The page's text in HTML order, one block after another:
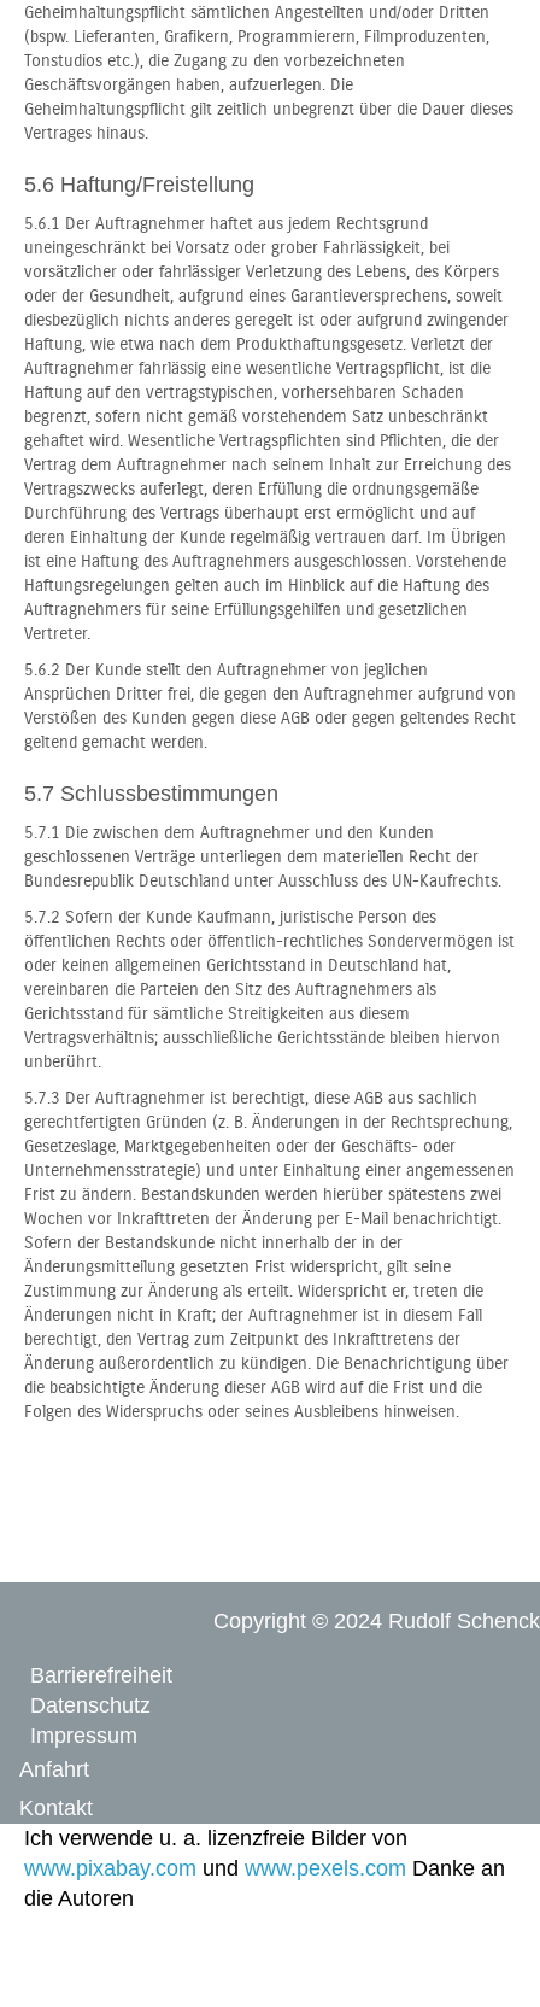
Geheimhaltungspflicht sämtlichen Angestellten und/oder Dritten
(bspw. Lieferanten, Grafikern, Programmierern, Filmproduzenten,
Tonstudios etc.), die Zugang zu den vorbezeichneten
Geschäftsvorgängen haben, aufzuerlegen. Die
Geheimhaltungspflicht gilt zeitlich unbegrenzt über die Dauer dieses
Vertrages hinaus.
5.6 Haftung/Freistellung
5.6.1 Der Auftragnehmer haftet aus jedem Rechtsgrund
uneingeschränkt bei Vorsatz oder grober Fahrlässigkeit, bei
vorsätzlicher oder fahrlässiger Verletzung des Lebens, des Körpers
oder der Gesundheit, aufgrund eines Garantieversprechens, soweit
diesbezüglich nichts anderes geregelt ist oder aufgrund zwingender
Haftung, wie etwa nach dem Produkthaftungsgesetz. Verletzt der
Auftragnehmer fahrlässig eine wesentliche Vertragspflicht, ist die
Haftung auf den vertragstypischen, vorhersehbaren Schaden
begrenzt, sofern nicht gemäß vorstehendem Satz unbeschränkt
gehaftet wird. Wesentliche Vertragspflichten sind Pflichten, die der
Vertrag dem Auftragnehmer nach seinem Inhalt zur Erreichung des
Vertragszwecks auferlegt, deren Erfüllung die ordnungsgemäße
Durchführung des Vertrags überhaupt erst ermöglicht und auf
deren Einhaltung der Kunde regelmäßig vertrauen darf. Im Übrigen
ist eine Haftung des Auftragnehmers ausgeschlossen. Vorstehende
Haftungsregelungen gelten auch im Hinblick auf die Haftung des
Auftragnehmers für seine Erfüllungsgehilfen und gesetzlichen
Vertreter.
5.6.2 Der Kunde stellt den Auftragnehmer von jeglichen
Ansprüchen Dritter frei, die gegen den Auftragnehmer aufgrund von
Verstößen des Kunden gegen diese AGB oder gegen geltendes Recht
geltend gemacht werden.
5.7 Schlussbestimmungen
5.7.1 Die zwischen dem Auftragnehmer und den Kunden
geschlossenen Verträge unterliegen dem materiellen Recht der
Bundesrepublik Deutschland unter Ausschluss des UN-Kaufrechts.
5.7.2 Sofern der Kunde Kaufmann, juristische Person des
öffentlichen Rechts oder öffentlich-rechtliches Sondervermögen ist
oder keinen allgemeinen Gerichtsstand in Deutschland hat,
vereinbaren die Parteien den Sitz des Auftragnehmers als
Gerichtsstand für sämtliche Streitigkeiten aus diesem
Vertragsverhältnis; ausschließliche Gerichtsstände bleiben hiervon
unberührt.
5.7.3 Der Auftragnehmer ist berechtigt, diese AGB aus sachlich
gerechtfertigten Gründen (z. B. Änderungen in der Rechtsprechung,
Gesetzeslage, Marktgegebenheiten oder der Geschäfts- oder
Unternehmensstrategie) und unter Einhaltung einer angemessenen
Frist zu ändern. Bestandskunden werden hierüber spätestens zwei
Wochen vor Inkrafttreten der Änderung per E-Mail benachrichtigt.
Sofern der Bestandskunde nicht innerhalb der in der
Änderungsmitteilung gesetzten Frist widerspricht, gilt seine
Zustimmung zur Änderung als erteilt. Widerspricht er, treten die
Änderungen nicht in Kraft; der Auftragnehmer ist in diesem Fall
berechtigt, den Vertrag zum Zeitpunkt des Inkrafttretens der
Änderung außerordentlich zu kündigen. Die Benachrichtigung über
die beabsichtigte Änderung dieser AGB wird auf die Frist und die
Folgen des Widerspruchs oder seines Ausbleibens hinweisen.
Copyright © 2024 Rudolf Schenck
Barrierefreiheit
Datenschutz
Impressum
Anfahrt
Kontakt
Ich verwende u. a. lizenzfreie Bilder von
www.pixabay.com und www.pexels.com Danke an
die Autoren